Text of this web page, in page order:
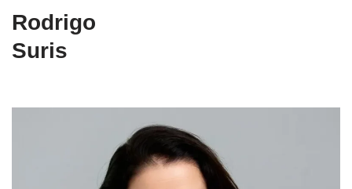
Rodrigo
Suris